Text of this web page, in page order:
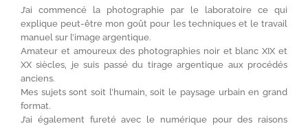
J’ai commencé la photographie par le laboratoire ce qui
explique peut-être mon goût pour les techniques et le travail
manuel sur l’image argentique.
Amateur et amoureux des photographies noir et blanc XIX et
XX siècles, je suis passé du tirage argentique aux procédés
anciens.
Mes sujets sont soit l’humain, soit le paysage urbain en grand
format.
J’ai également fureté avec le numérique pour des raisons